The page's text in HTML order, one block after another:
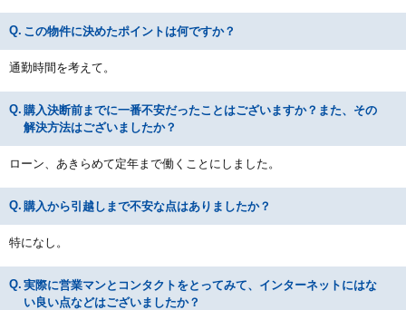
この物件に決めたポイントは何ですか？
通勤時間を考えて。
購入決断前までに一番不安だったことはございますか？また、その
解決方法はございましたか？
ローン、あきらめて定年まで働くことにしました。
購入から引越しまで不安な点はありましたか？
特になし。
実際に営業マンとコンタクトをとってみて、インターネットにはな
い良い点などはございましたか？